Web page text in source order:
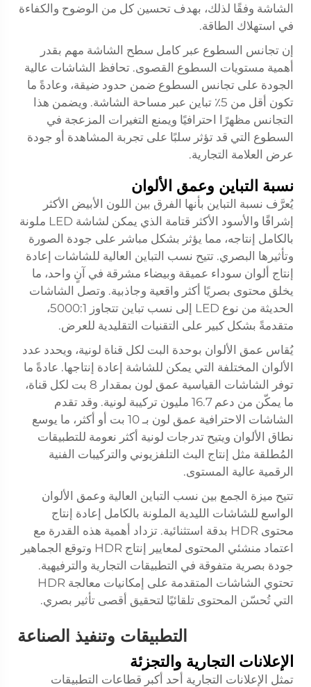
الشاشة وفقًا لذلك، بهدف تحسين كل من الوضوح والكفاءة
في استهلاك الطاقة.
إن تجانس السطوع عبر كامل سطح الشاشة مهم بقدر
أهمية مستويات السطوع القصوى. تحافظ الشاشات عالية
الجودة على تجانس السطوع ضمن حدود ضيقة، وعادةً ما
تكون أقل من 5٪ تباين عبر مساحة الشاشة. ويضمن هذا
التجانس مظهرًا احترافيًا ويمنع التغيرات المزعجة في
السطوع التي قد تؤثر سلبًا على تجربة المشاهدة أو جودة
عرض العلامة التجارية.
نسبة التباين وعمق الألوان
يُعرَّف نسبة التباين بأنها الفرق بين اللون الأبيض الأكثر
إشراقًا والأسود الأكثر قتامة الذي يمكن لشاشة LED ملونة
بالكامل إنتاجه، مما يؤثر بشكل مباشر على جودة الصورة
وتأثيرها البصري. تتيح نسب التباين العالية للشاشات إعادة
إنتاج ألوان سوداء عميقة وبيضاء مشرقة في آنٍ واحد، ما
يخلق محتوى بصريًا أكثر واقعية وجاذبية. وتصل الشاشات
الحديثة من نوع LED إلى نسب تباين تتجاوز 5000:1،
متقدمةً بشكل كبير على التقنيات التقليدية للعرض.
يُقاس عمق الألوان بوحدة البت لكل قناة لونية، ويحدد عدد
الألوان المختلفة التي يمكن للشاشة إعادة إنتاجها. عادةً ما
توفر الشاشات القياسية عمق لون بمقدار 8 بت لكل قناة،
ما يمكّن من دعم 16.7 مليون تركيبة لونية. وقد تقدم
الشاشات الاحترافية عمق لون بـ 10 بت أو أكثر، ما يوسع
نطاق الألوان ويتيح تدرجات لونية أكثر نعومة للتطبيقات
المُطلقة مثل إنتاج البث التلفزيوني والتركيبات الفنية
الرقمية عالية المستوى.
تتيح ميزة الجمع بين نسب التباين العالية وعمق الألوان
الواسع للشاشات الليدية الملونة بالكامل إعادة إنتاج
محتوى HDR بدقة استثنائية. تزداد أهمية هذه القدرة مع
اعتماد منشئي المحتوى لمعايير إنتاج HDR وتوقع الجماهير
جودة بصرية متفوقة في التطبيقات التجارية والترفيهية.
تحتوي الشاشات المتقدمة على إمكانيات معالجة HDR
التي تُحسّن المحتوى تلقائيًا لتحقيق أقصى تأثير بصري.
التطبيقات وتنفيذ الصناعة
الإعلانات التجارية والتجزئة
تمثل الإعلانات التجارية أحد أكبر قطاعات التطبيقات